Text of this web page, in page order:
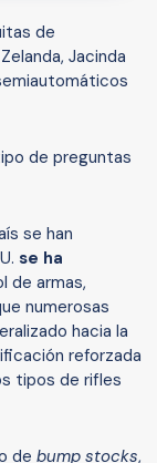
de
Jacinda
de preguntas
se han
se ha
de armas,
numerosas
hacia la
reforzada
tipos de rifles
de bump stocks,